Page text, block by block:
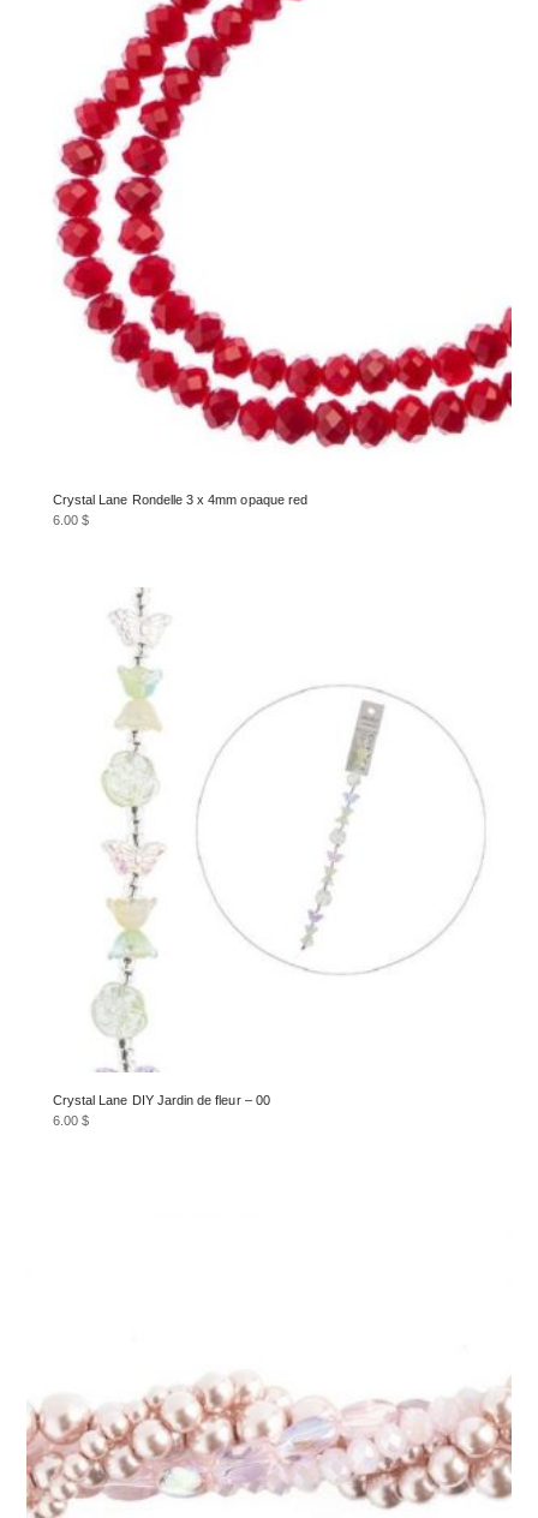
Crystal Lane Rondelle 3 x 4mm opaque red
6.00$
Crystal Lane DIY Jardin de fleur – 00
6.00$